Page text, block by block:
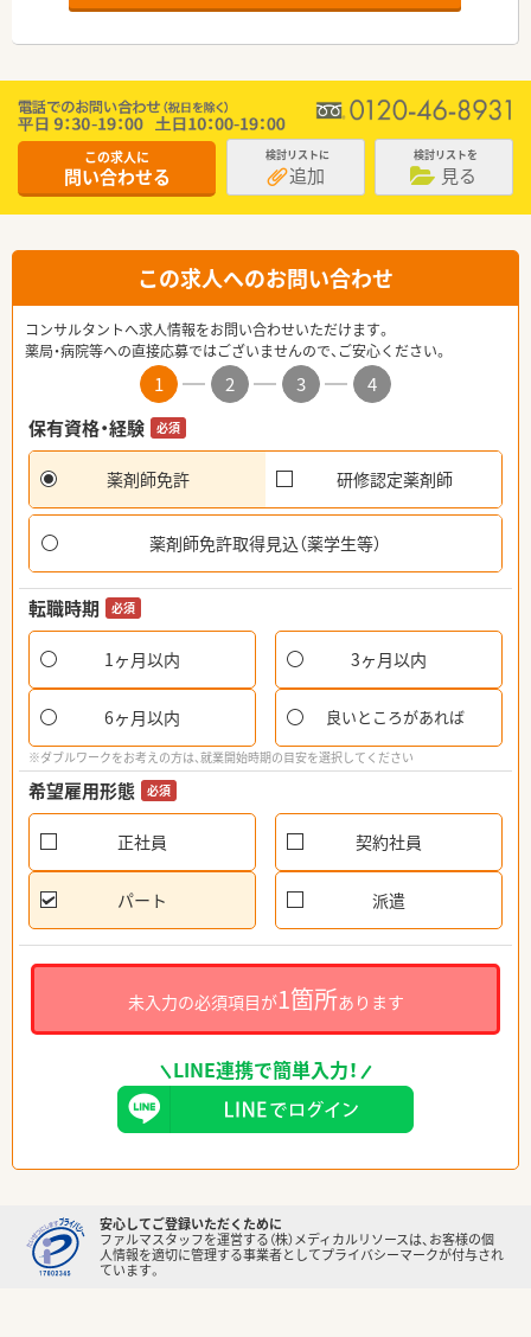
この求人に
問い合わせる
検討リストに
追加
検討リストを
見る
この求人へのお問い合わせ
コンサルタントへ求人情報をお問い合わせいただけます。
薬局・病院等への直接応募ではございませんので、ご安心ください。
1 2 3
4
保有資格・経験
必須
薬剤師免許 研修認定薬剤師
薬剤師免許取得見込（薬学生等）
転職時期 必須
1ヶ月以内 3ヶ月以内
6ヶ月以内 良いところがあれば
※ダブルワークをお考えの方は、就業開始時期の目安を選択してください
希望雇用形態 必須
正社員 契約社員
パート 派遣
未入力の必須項目が1箇所あります
LINE連携で簡単入力！
安心してご登録いただくために
ファルマスタッフを運営する（株）メディカルリソースは、お客様の個
人情報を適切に管理する事業者としてプライバシーマークが付与され
ています。